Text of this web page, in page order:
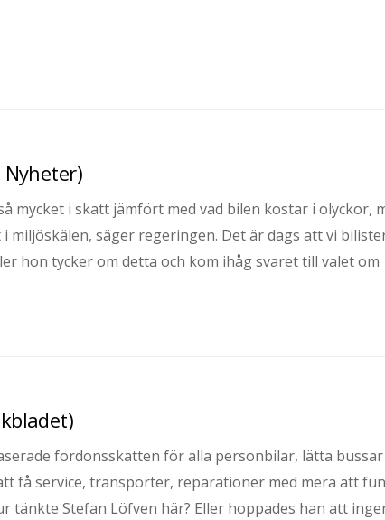
mycket i skatt jämfört med vad bilen kostar i olyckor,
miljöskälen, säger regeringen. Det är dags att vi
hon tycker om detta och kom ihåg svaret till valet om
fordonsskatten för alla personbilar, lätta bussar
få service, transporter, reparationer med mera att
tänkte Stefan Löfven här? Eller hoppades han att